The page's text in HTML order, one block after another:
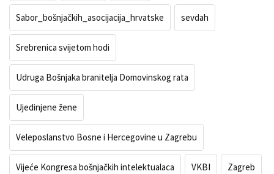
Sabor_bošnjačkih_asocijacija_hrvatske sevdah
Srebrenica svijetom hodi
Udruga Bošnjaka branitelja Domovinskog rata
Ujedinjene žene
Veleposlanstvo Bosne i Hercegovine u Zagrebu
Vijeće Kongresa bošnjačkih intelektualaca VKBI Zagreb